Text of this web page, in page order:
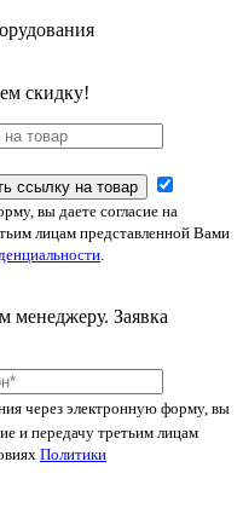
скидку!
ссылку на товар
вы даете согласие на
лицам представленной Вами
Заявка
через электронную форму, вы
и передачу третьим лицам
Политики